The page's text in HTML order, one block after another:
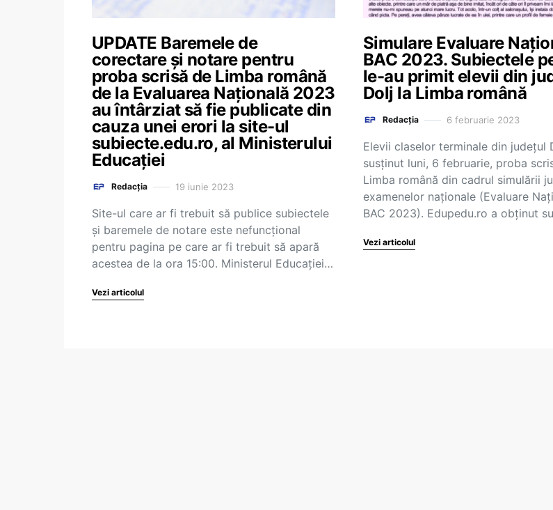
UPDATE Baremele de
corectare și notare pentru
proba scrisă de Limba română
de la Evaluarea Națională 2023
au întârziat să fie publicate din
cauza unei erori la site-ul
subiecte.edu.ro, al Ministerului
Educației
Redacția 19 iunie 2023
Site-ul care ar fi trebuit să publice subiectele
și baremele de notare este nefuncțional
pentru pagina pe care ar fi trebuit să apară
acestea de la ora 15:00. Ministerul Educației…
Vezi articolul
Simulare Evaluare
BAC 2023. Subiectele
le-au primit elevii din
Dolj la Limba română
Redacția 6 februarie 2023
Elevii claselor terminale din județul
susținut luni, 6 februarie, proba
Limba română din cadrul simulării
examenelor naționale (Evaluare
BAC 2023). Edupedu.ro a obținut
Vezi articolul